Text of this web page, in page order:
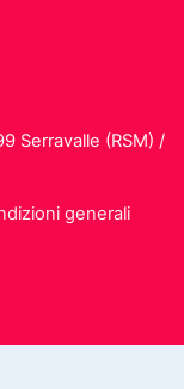
Serravalle (RSM) /
generali